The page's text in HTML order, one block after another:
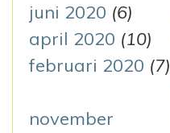
juni 2020 (6)
april 2020 (10)
februari 2020 (7)
november